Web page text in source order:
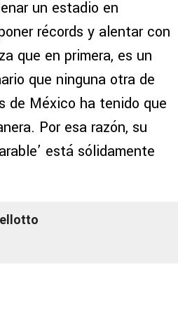
un estadio en
récords y alentar con
que en primera, es un
que ninguna otra de
de México ha tenido que
Por esa razón, su
está sólidamente